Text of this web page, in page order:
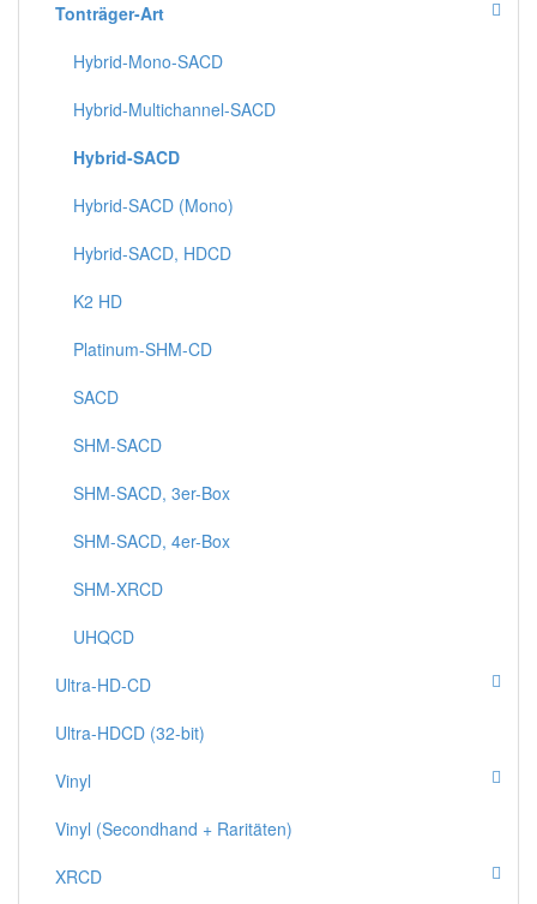
Tonträger-Art
Hybrid-Mono-SACD
Hybrid-Multichannel-SACD
Hybrid-SACD
Hybrid-SACD (Mono)
Hybrid-SACD, HDCD
K2 HD
Platinum-SHM-CD
SACD
SHM-SACD
SHM-SACD, 3er-Box
SHM-SACD, 4er-Box
SHM-XRCD
UHQCD
Ultra-HD-CD
Ultra-HDCD (32-bit)
Vinyl
Vinyl (Secondhand + Raritäten)
XRCD